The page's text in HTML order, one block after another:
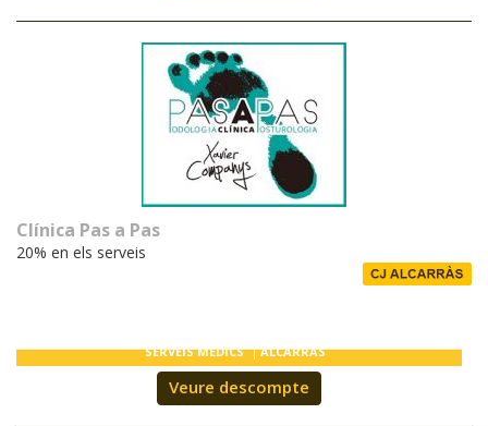
Clínica Pas a Pas
20% en els serveis
SERVEIS MÈDICS ALCARRÀS
Veure descompte